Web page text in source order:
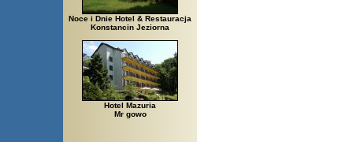
Noce i Dnie Hotel & Restauracja
Konstancin Jeziorna
Hotel Mazuria
Mr gowo